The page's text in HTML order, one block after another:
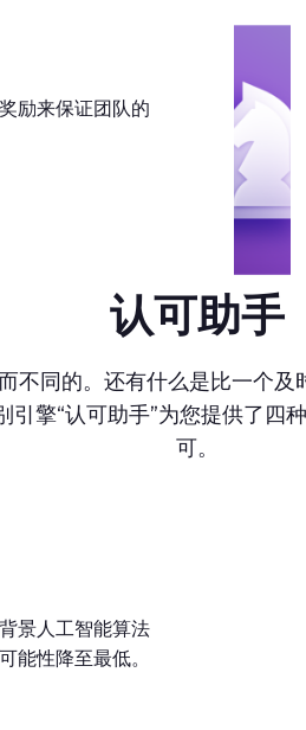
励来保证团队的
认可助手
不同的。还有什么是比一个
擎“认可助手”为您提供了四
可。
景人工智能算法
能性降至最低。